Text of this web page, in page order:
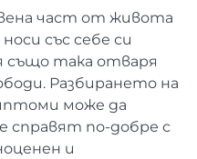
част от живота
със себе си
също така отваря
Разбирането на
може да
справят по-добре с
и